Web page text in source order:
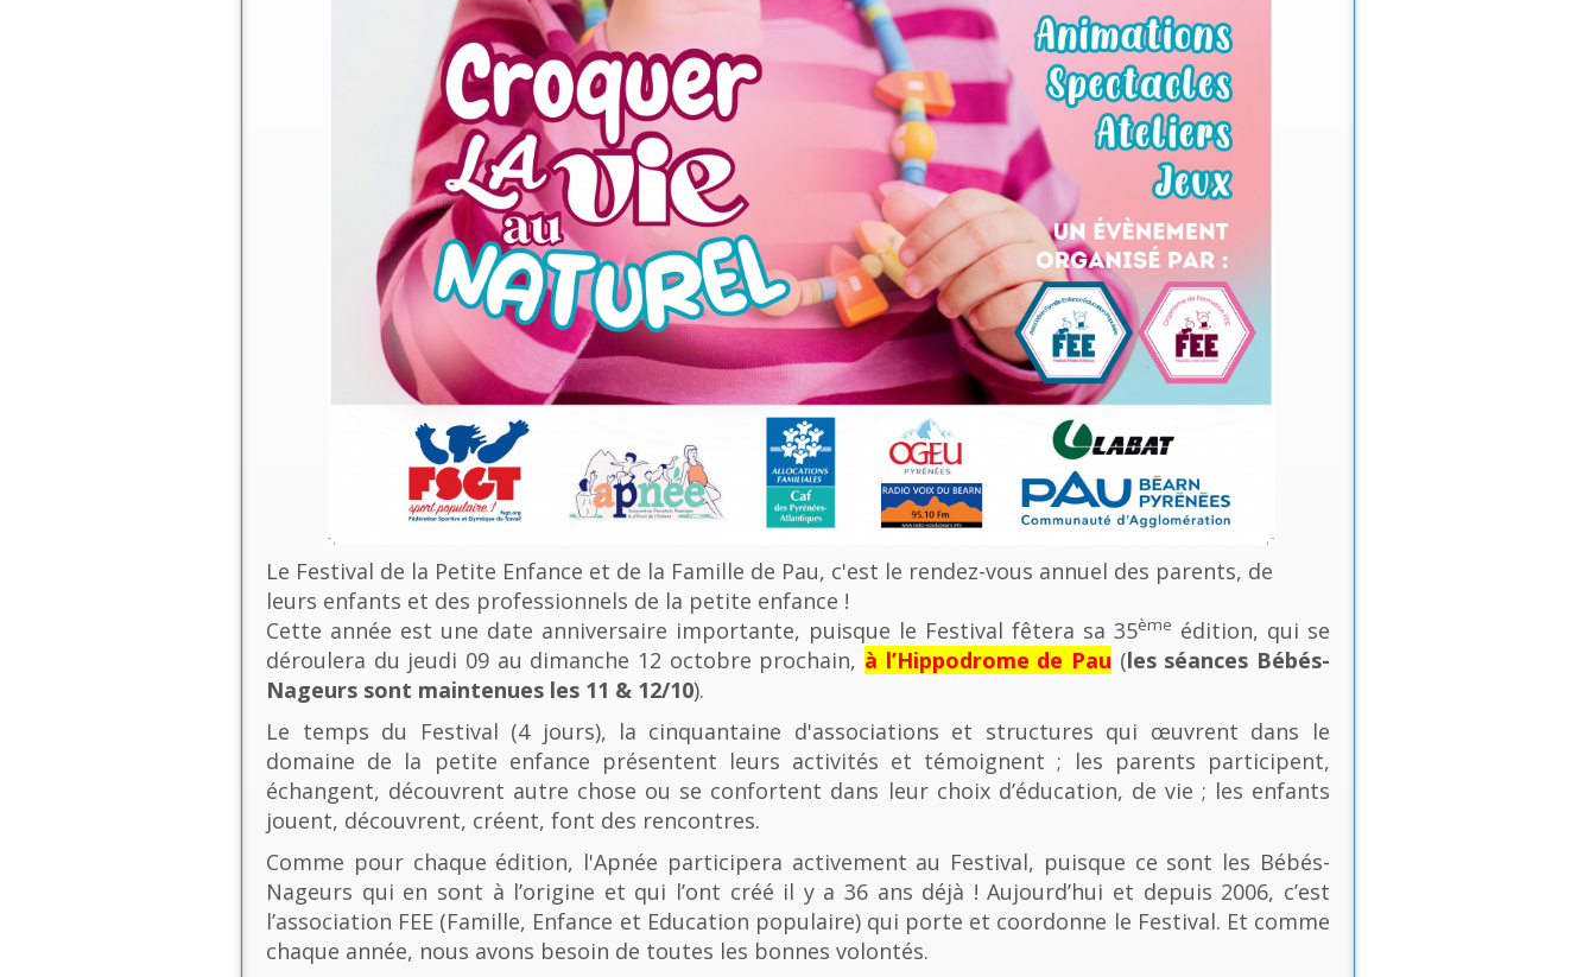
Le Festival de la Petite Enfance et de la Famille de Pau, c'est le rendez-vous annuel des parents, de
leurs enfants et des professionnels de la petite enfance !
Cette année est une date anniversaire importante, puisque le Festival fêtera sa 35ème édition, qui se
déroulera du jeudi 09 au dimanche 12 octobre prochain, à l’Hippodrome de Pau (les séances Bébés-
Nageurs sont maintenues les 11 & 12/10).
Le temps du Festival (4 jours), la cinquantaine d'associations et structures qui œuvrent dans le
domaine de la petite enfance présentent leurs activités et témoignent ; les parents participent,
échangent, découvrent autre chose ou se confortent dans leur choix d’éducation, de vie ; les enfants
jouent, découvrent, créent, font des rencontres.
Comme pour chaque édition, l'Apnée participera activement au Festival, puisque ce sont les Bébés-
Nageurs qui en sont à l’origine et qui l’ont créé il y a 36 ans déjà ! Aujourd’hui et depuis 2006, c’est
l’association FEE (Famille, Enfance et Education populaire) qui porte et coordonne le Festival. Et comme
chaque année, nous avons besoin de toutes les bonnes volontés.